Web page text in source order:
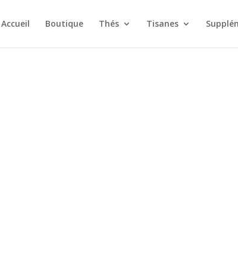
Accueil Boutique Thés Tisanes